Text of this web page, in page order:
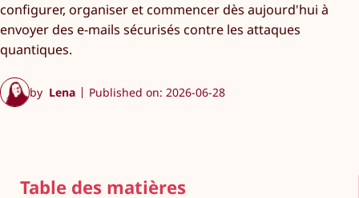
configurer, organiser et commencer dès aujourd'hui à
envoyer des e-mails sécurisés contre les attaques
quantiques.
by Lena Published on: 2026-06-28
Table des matières